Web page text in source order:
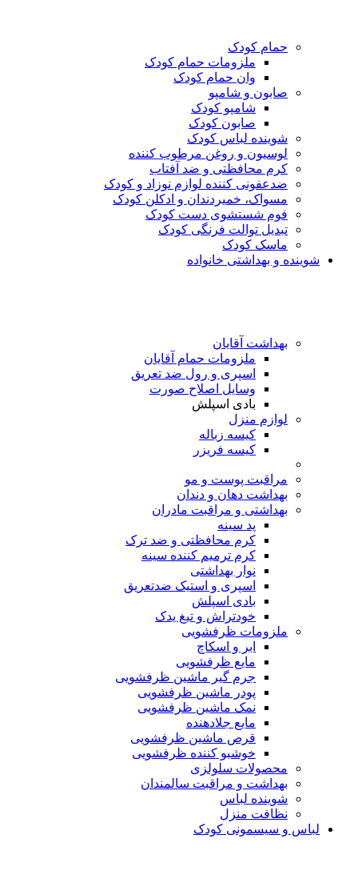
حمام کودک
ملزومات حمام کودک
وان حمام کودک
صابون و شامپو
شامپو کودک
صابون کودک
شوینده لباس کودک
لوسیون و روغن مرطوب کننده
کرم محافظتی و ضد آفتاب
ضدعفونی کننده لوازم نوزاد و کودک
مسواک، خمیردندان و ادکلن کودک
فوم شستشوی دست کودک
تبدیل توالت فرنگی کودک
ماسک کودک
شوینده و بهداشتی خانواده
بهداشت آقایان
ملزومات حمام آقایان
اسپری و رول ضد تعریق
وسایل اصلاح صورت
بادی اسپلش
لوازم منزل
کیسه زباله
کیسه فریزر
مراقبت پوست و مو
بهداشت دهان و دندان
بهداشتی و مراقبت مادران
پد سینه
کرم محافظتی و ضد ترک
کرم ترمیم کننده سینه
نوار بهداشتی
اسپری و استیک ضدتعریق
بادی اسپلش
خودتراش و تیغ یدک
ملزومات ظرفشویی
ابر و اسکاچ
مایع ظرفشویی
جرم گیر ماشین ظرفشویی
پودر ماشین ظرفشویی
نمک ماشین ظرفشویی
مایع جلادهنده
قرص ماشین ظرفشویی
خوشبو کننده ظرفشویی
محصولات سلولزی
بهداشت و مراقبت سالمندان
شوینده لباس
نظافت منزل
لباس و سیسمونی کودک